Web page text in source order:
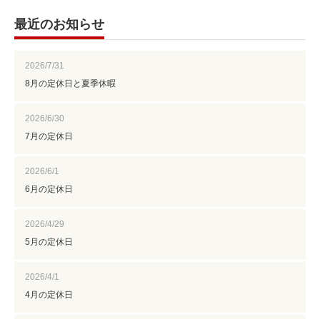
最近のお知らせ
2026/7/31
8月の定休日と夏季休暇
2026/6/30
7月の定休日
2026/6/1
6月の定休日
2026/4/29
5月の定休日
2026/4/1
4月の定休日